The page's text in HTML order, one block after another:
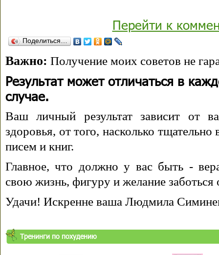
Перейти к
Поделиться…
Важно: Получение моих советов не
Результат может отличаться в
случае.
Ваш личный результат зависит от
здоровья, от того, насколько
писем и книг.
Главное, что должно у вас быть -
свою жизнь, фигуру и желание заботься
Удачи! Искренне ваша Людмила
Тренинги по похудению